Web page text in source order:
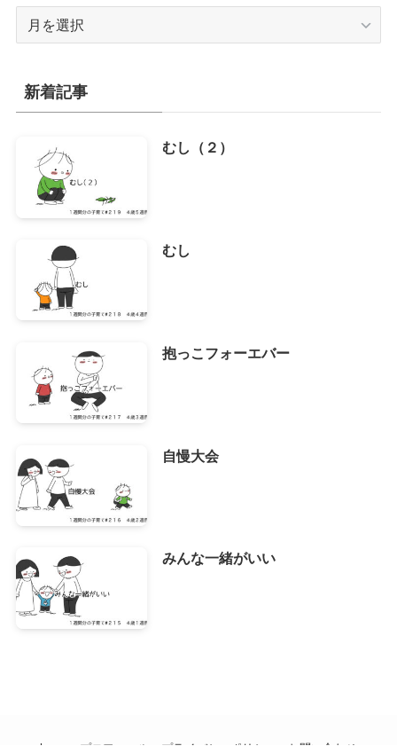
イ
ブ
新着記事
むし（２）
むし
抱っこフォーエバー
自慢大会
みんな一緒がいい